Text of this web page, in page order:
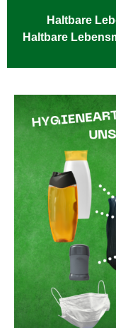
Haltbare
Haltbare